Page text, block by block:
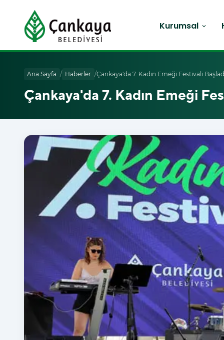
Kurumsal expand_more
Ana Sayfa / Haberler /Çankaya'da 7. Kadın Emeği Festivali
Çankaya'da 7. Kadın Emeği